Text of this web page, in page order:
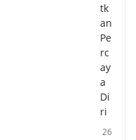
tk
an
Pe
rc
ay
a
Di
ri
26